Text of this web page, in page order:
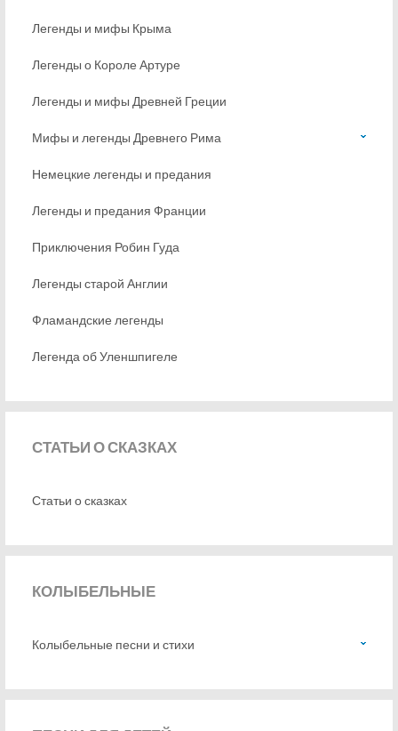
Легенды и мифы Крыма
Легенды о Короле Артуре
Легенды и мифы Древней Греции
Мифы и легенды Древнего Рима
Немецкие легенды и предания
Легенды и предания Франции
Приключения Робин Гуда
Легенды старой Англии
Фламандские легенды
Легенда об Уленшпигеле
СТАТЬИО СКАЗКАХ
Статьи о сказках
КОЛЫБЕЛЬНЫЕ
Колыбельные песни и стихи